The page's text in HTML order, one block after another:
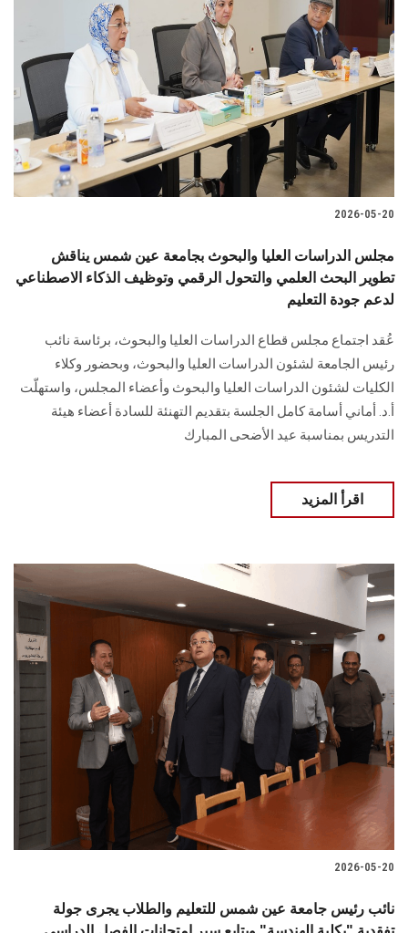
الطلاب
هيئة التدريس
الدراسات العليا
الموظفون
سجل الان
2026-05-20
مجلس الدراسات العليا والبحوث بجامعة عين شمس يناقش
تطوير البحث العلمي والتحول الرقمي وتوظيف الذكاء الاصطناعي
لدعم جودة التعليم
عُقد اجتماع مجلس قطاع الدراسات العليا والبحوث، برئاسة نائب
رئيس الجامعة لشئون الدراسات العليا والبحوث، وبحضور وكلاء
الكليات لشئون الدراسات العليا والبحوث وأعضاء المجلس، واستهلّت
أ.د. أماني أسامة كامل الجلسة بتقديم التهنئة للسادة أعضاء هيئة
التدريس بمناسبة عيد الأضحى المبارك
اقرأ المزيد
2026-05-20
نائب رئيس جامعة عين شمس للتعليم والطلاب يجرى جولة